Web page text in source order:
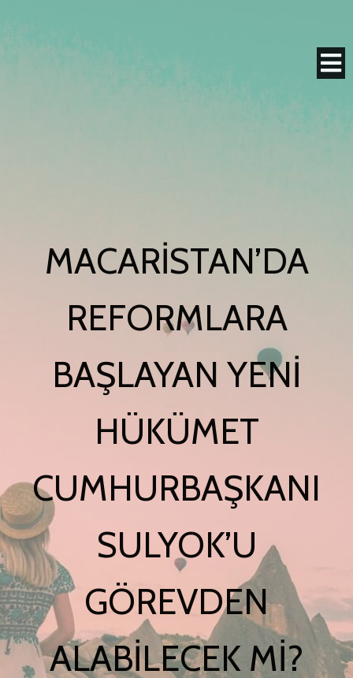
MACARISTAN’DA
REFORMLARA
BAŞLAYAN YENI
HÜKÜMET
CUMHURBAŞKANI
SULYOK’U
GÖREVDEN
ALABILECEK MI?